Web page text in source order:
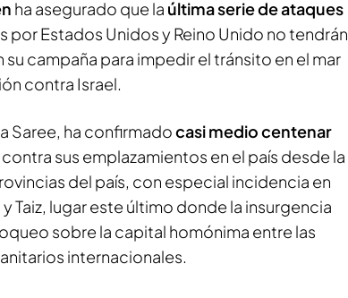
ha asegurado que la última serie de ataques
por Estados Unidos y Reino Unido no tendrán
campaña para impedir el tránsito en el mar
contra Israel.
Saree, ha confirmadocasi medio centenar
sus emplazamientos en el país desde la
del país, con especial incidencia en
Taiz, lugar este último donde la insurgencia
sobre la capital homónima entre las
internacionales.